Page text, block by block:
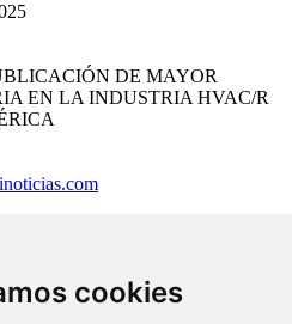
cookies
DE MAYOR
EN LA INDUSTRIA HVAC/R